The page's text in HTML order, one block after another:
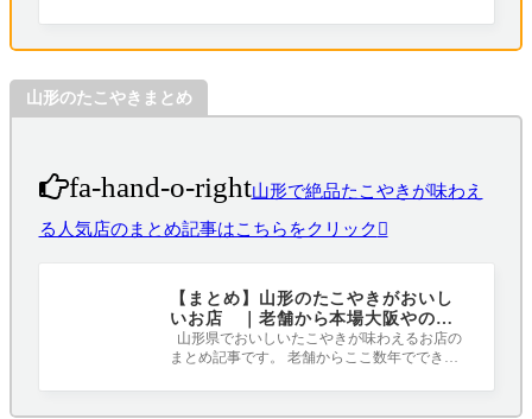
山形のたこやきまとめ
fa-hand-o-right山形で絶品たこやきが味わえ
る人気店のまとめ記事はこちらをクリック
【まとめ】山形のたこやきがおいし
いお店 ｜老舗から本場大阪やの味
が楽しめるお店まで
山形県でおいしいたこやきが味わえるお店の
まとめ記事です。 老舗からここ数年でできた